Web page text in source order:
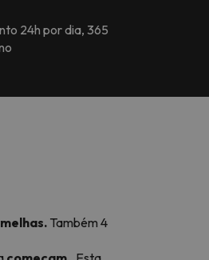
24h por dia, 365
Também 4